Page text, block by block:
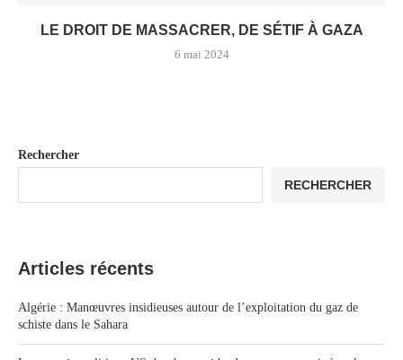
LE DROIT DE MASSACRER, DE SÉTIF À GAZA
6 mai 2024
Rechercher
RECHERCHER
Articles récents
Algérie : Manœuvres insidieuses autour de l’exploitation du gaz de
schiste dans le Sahara